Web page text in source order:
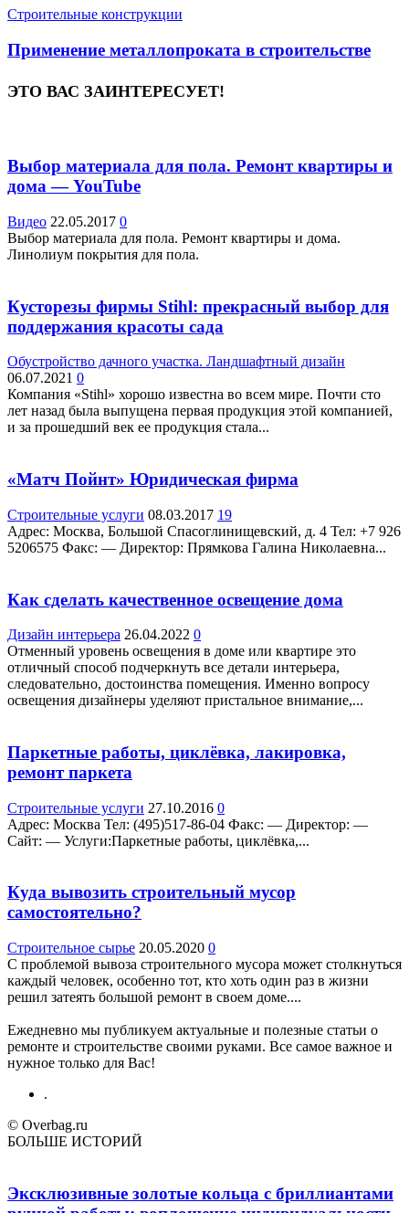
Строительные конструкции
Применение металлопроката в строительстве
ЭТО ВАС ЗАИНТЕРЕСУЕТ!
Выбор материала для пола. Ремонт квартиры и
дома — YouTube
Видео 22.05.2017 0
Выбор материала для пола. Ремонт квартиры и дома.
Линолиум покрытия для пола.
Кусторезы фирмы Stihl: прекрасный выбор для
поддержания красоты сада
Обустройство дачного участка. Ландшафтный дизайн
06.07.2021 0
Компания «Stihl» хорошо известна во всем мире. Почти сто
лет назад была выпущена первая продукция этой компанией,
и за прошедший век ее продукция стала...
«Матч Пойнт» Юридическая фирма
Строительные услуги 08.03.2017 19
Адрес: Москва, Большой Спасоглинищевский, д. 4 Teл: +7 926
5206575 Факс: — Директор: Прямкова Галина Николаевна...
Как сделать качественное освещение дома
Дизайн интерьера 26.04.2022 0
Отменный уровень освещения в доме или квартире это
отличный способ подчеркнуть все детали интерьера,
следовательно, достоинства помещения. Именно вопросу
освещения дизайнеры уделяют пристальное внимание,...
Паркетные работы, циклёвка, лакировка,
ремонт паркета
Строительные услуги 27.10.2016 0
Адрес: Москва Teл: (495)517-86-04 Факс: — Директор: —
Сайт: — Услуги:Паркетные работы, циклёвка,...
Куда вывозить строительный мусор
самостоятельно?
Строительное сырье 20.05.2020 0
С проблемой вывоза строительного мусора может столкнуться
каждый человек, особенно тот, кто хоть один раз в жизни
решил затеять большой ремонт в своем доме....
Ежедневно мы публикуем актуальные и полезные статьи о
ремонте и строительстве своими руками. Все самое важное и
нужное только для Вас!
.
© Overbag.ru
БОЛЬШЕ ИСТОРИЙ
Эксклюзивные золотые кольца с бриллиантами